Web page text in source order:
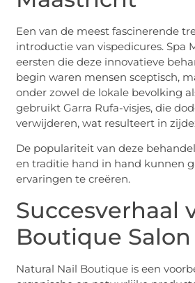
Een van de meest fascinerende
introductie van vispedicures. Spa
eersten die deze innovatieve
begin waren mensen sceptisch,
onder zowel de lokale bevolking
gebruikt Garra Rufa-visjes, die
verwijderen, wat resulteert in
De populariteit van deze
en traditie hand in hand kunnen
ervaringen te creëren.
Succesverhaal
Boutique Salon
Natural Nail Boutique is een